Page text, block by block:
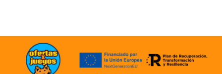
ofertasXjuegos © TODOS LOS DERECHOS RESERVADOS
Politica de cookies